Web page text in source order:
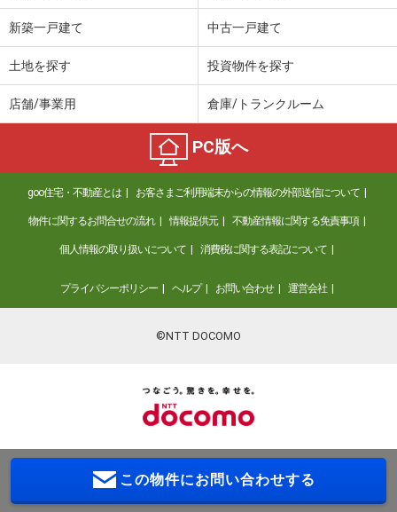
新築一戸建て 中古一戸建て
土地を探す 投資物件を探す
店舗/事業用 倉庫/トランクルーム
PC版へ
goo住宅・不動産とは お客さまご利用端末からの情報の外部送信について
物件に関するお問合せの流れ 情報提供元 不動産情報に関する免責事項
個人情報の取り扱いについて 消費税に関する表記について
プライバシーポリシー ヘルプ お問い合わせ 運営会社
©NTT DOCOMO
この物件にお問い合わせする